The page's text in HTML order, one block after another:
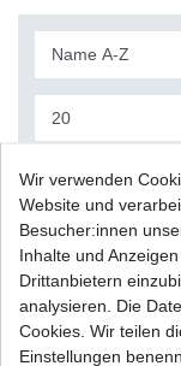
Wir verwenden
Website und
Besucher:innen
Inhalte und
Drittanbietern
analysieren. Die
Cookies. Wir teilen
Einstellungen